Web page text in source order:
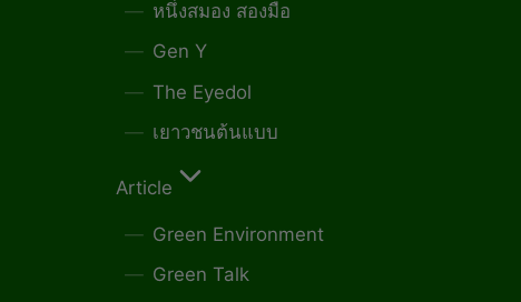
หนึ่งสมอง สองมือ
Gen Y
The Eyedol
เยาวชนต้นแบบ
Article
Green Environment
Green Talk